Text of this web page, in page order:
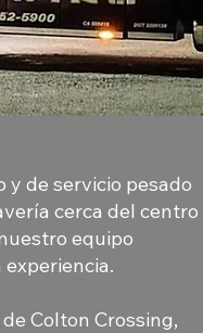
de servicio pesado
cerca del centro
equipo
Colton Crossing,